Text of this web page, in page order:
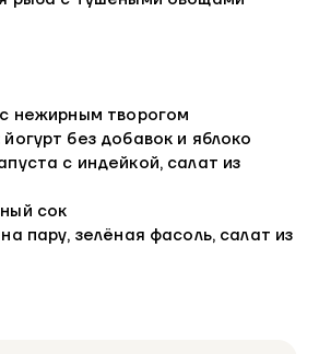
с нежирным творогом
йогурт без добавок и яблоко
с индейкой, салат из
сок
пару, зелёная фасоль, салат из